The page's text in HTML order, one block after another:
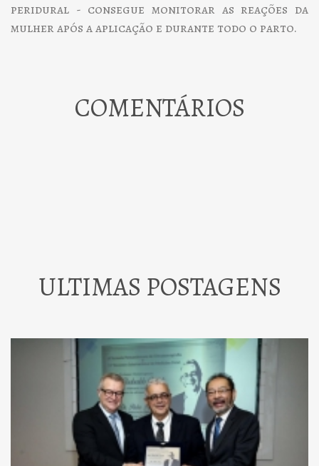
peridural - consegue monitorar as reações da
mulher após a aplicação e durante todo o parto.
COMENTÁRIOS
ULTIMAS POSTAGENS